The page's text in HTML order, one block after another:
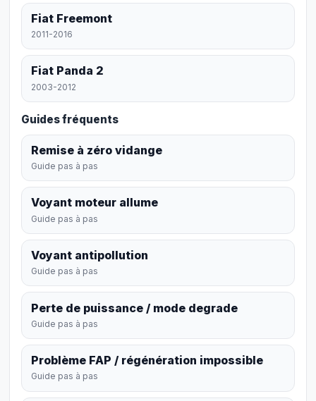
Fiat Freemont
2011-2016
Fiat Panda 2
2003-2012
Guides fréquents
Remise à zéro vidange
Guide pas à pas
Voyant moteur allume
Guide pas à pas
Voyant antipollution
Guide pas à pas
Perte de puissance / mode degrade
Guide pas à pas
Problème FAP / régénération impossible
Guide pas à pas